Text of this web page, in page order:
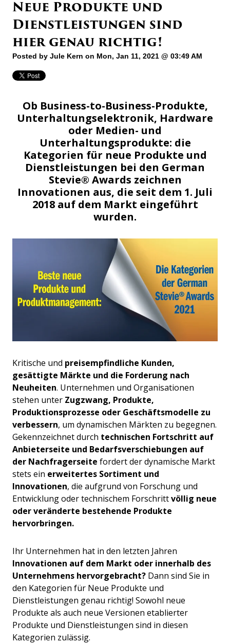
Neue Produkte und
Dienstleistungen sind
hier genau richtig!
Posted by Jule Kern on Mon, Jan 11, 2021 @ 03:49 AM
Ob Business-to-Business-Produkte,
Unterhaltungselektronik, Hardware
oder Medien- und
Unterhaltungsprodukte: die
Kategorien für neue Produkte und
Dienstleistungen bei den German
Stevie® Awards zeichnen
Innovationen aus, die seit dem 1. Juli
2018 auf dem Markt eingeführt
wurden.
Kritische und preisempfindliche Kunden,
gesättigte Märkte und die Forderung nach
Neuheiten. Unternehmen und Organisationen
stehen unter Zugzwang, Produkte,
Produktionsprozesse oder Geschäftsmodelle zu
verbessern, um dynamischen Märkten zu begegnen.
Gekennzeichnet durch technischen Fortschritt auf
Anbieterseite und Bedarfsverschiebungen auf
der Nachfragerseite fordert der dynamische Markt
stets ein erweitertes Sortiment und
Innovationen, die aufgrund von Forschung und
Entwicklung oder technischem Forschrittvöllig neue
oder veränderte bestehende Produkte
hervorbringen.
Ihr Unternehmen hat in den letzten Jahren
Innovationen auf dem Markt oder innerhalb des
Unternehmens hervorgebracht? Dann sind Sie in
den Kategorien für Neue Produkte und
Dienstleistungen genau richtig! Sowohl neue
Produkte als auch neue Versionen etablierter
Produkte und Dienstleistungen sind in diesen
Kategorien zulässig.